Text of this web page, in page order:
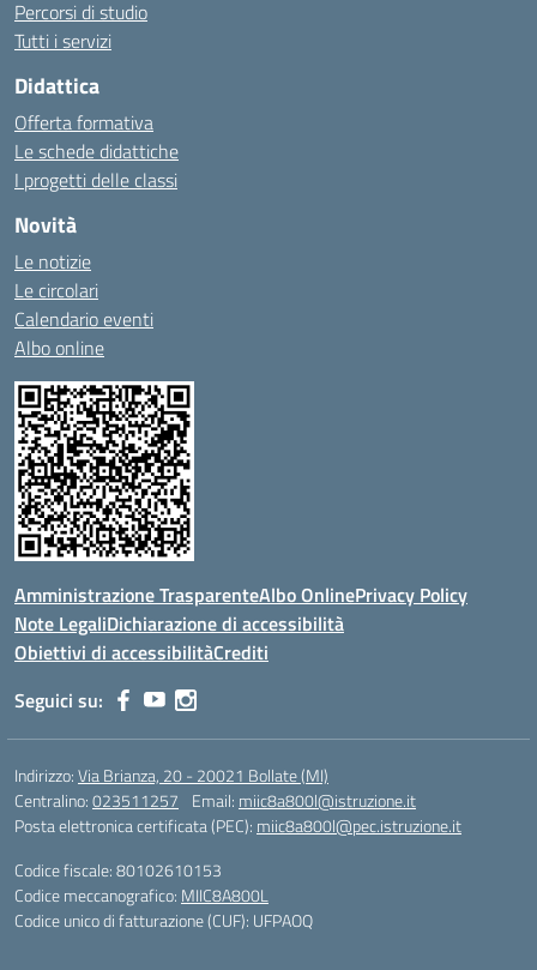
Percorsi di studio
Tutti i servizi
Didattica
Offerta formativa
Le schede didattiche
I progetti delle classi
Novità
Le notizie
Le circolari
Calendario eventi
Albo online
Amministrazione TrasparenteAlbo OnlinePrivacy Policy
Note LegaliDichiarazione di accessibilità
Obiettivi di accessibilitàCrediti
Seguici su:
Indirizzo:Via Brianza, 20 - 20021 Bollate (MI)
Centralino:023511257 Email: miic8a800l@istruzione.it
Posta elettronica certificata (PEC): miic8a800l@pec.istruzione.it
Codice fiscale: 80102610153
Codice meccanografico: MIIC8A800L
Codice unico di fatturazione (CUF): UFPAOQ